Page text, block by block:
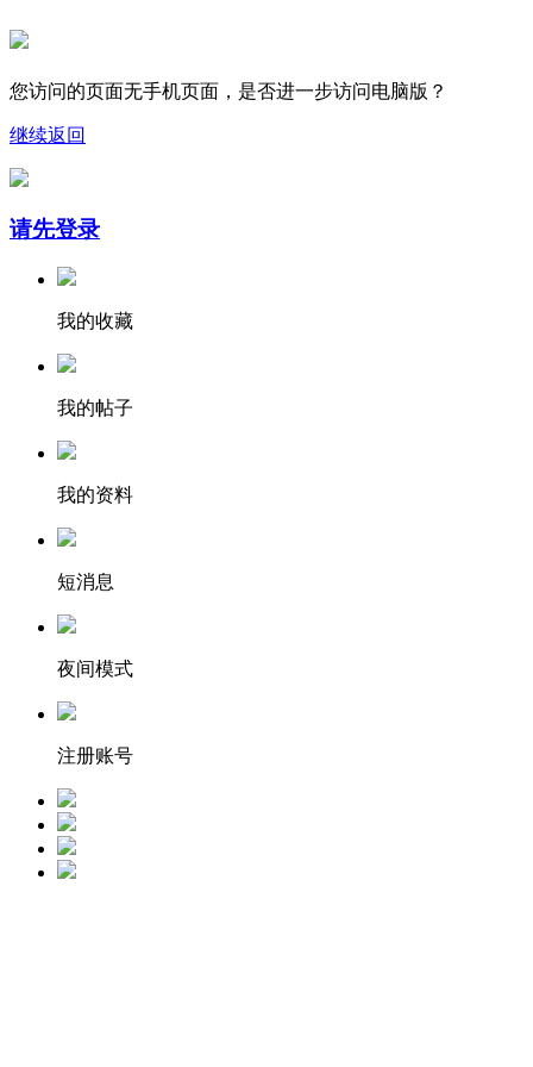
您访问的页面无手机页面，是否进一步访问电脑版？
继续返回
请先登录
我的收藏
我的帖子
我的资料
短消息
夜间模式
注册账号